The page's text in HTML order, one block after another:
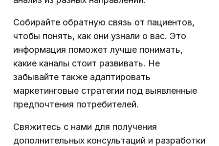
Собирайте обратную связь от пациентов,
чтобы понять, как они узнали о вас. Это
информация поможет лучше понимать,
какие каналы стоит развивать. Не
забывайте также адаптировать
маркетинговые стратегии под выявленные
предпочтения потребителей.
Свяжитесь с нами для получения
дополнительных консультаций и разработки